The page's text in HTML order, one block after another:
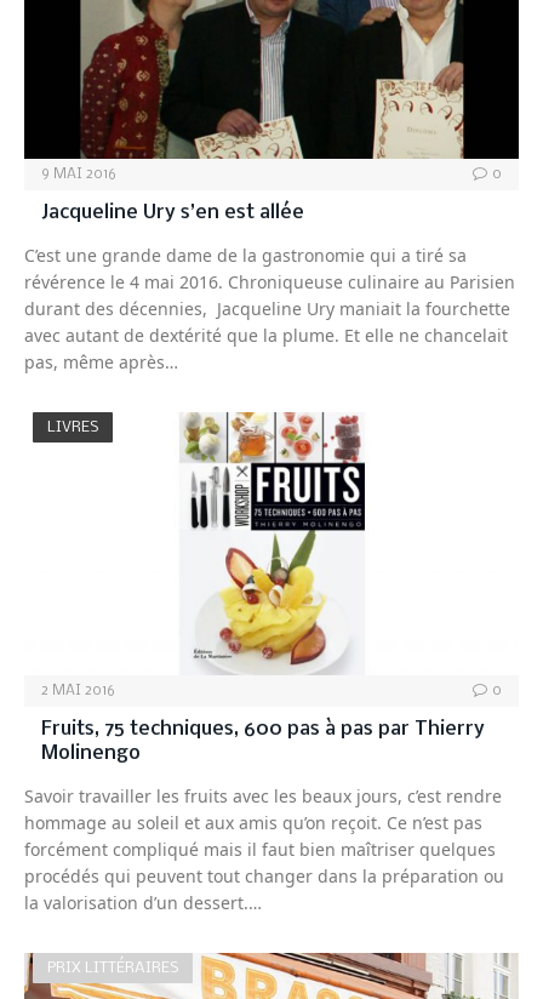
9 MAI 2016 0
Jacqueline Ury s’en est allée
C’est une grande dame de la gastronomie qui a tiré sa
révérence le 4 mai 2016. Chroniqueuse culinaire au Parisien
durant des décennies, Jacqueline Ury maniait la fourchette
avec autant de dextérité que la plume. Et elle ne chancelait
pas, même après…
LIVRES
2 MAI 2016 0
Fruits, 75 techniques, 600 pas à pas par Thierry
Molinengo
Savoir travailler les fruits avec les beaux jours, c’est rendre
hommage au soleil et aux amis qu’on reçoit. Ce n’est pas
forcément compliqué mais il faut bien maîtriser quelques
procédés qui peuvent tout changer dans la préparation ou
la valorisation d’un dessert.…
PRIX LITTÉRAIRES